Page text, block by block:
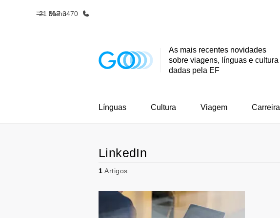
Menu
21 317 3470
Início Programas
Saiba tudo que
As mais recentes novidades
sobre viagens, línguas e cultura
dadas pela EF
Línguas Cultura Viagem Carreira
LinkedIn
1 Artigos